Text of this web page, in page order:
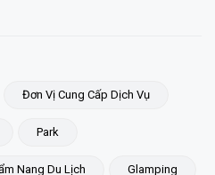
Đơn Vị Cung Cấp Dịch Vụ
Park
Nang Du Lịch Glamping